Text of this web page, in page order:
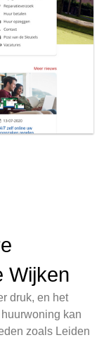
Wijken
druk, en het
kan
zoals Leiden